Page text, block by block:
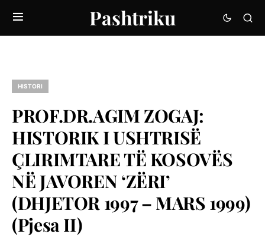
Pashtriku
HISTORI
PROF.DR.AGIM ZOGAJ:
HISTORIK I USHTRISË
ÇLIRIMTARE TË KOSOVËS
NË JAVOREN ‘ZËRI’
(DHJETOR 1997 – MARS 1999)
(Pjesa II)